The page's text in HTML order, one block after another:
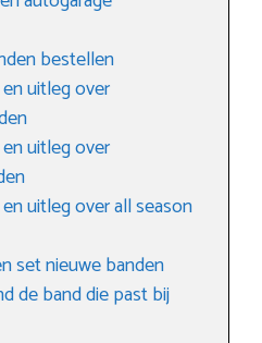
bestellen
uitleg over
uitleg over
uitleg over all season
set nieuwe banden
de band die past bij